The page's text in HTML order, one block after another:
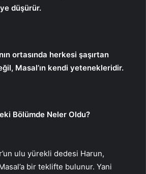
düşürür.
ortasında herkesi şaşırtan
Masal’ın kendi yetenekleridir.
Bölümde Neler Oldu?
ulu yürekli dedesi Harun,
bir teklifte bulunur. Yani